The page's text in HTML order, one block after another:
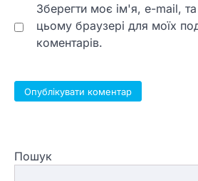
Зберегти моє ім'я, e-mail,
цьому браузері для моїх
коментарів.
Пошук